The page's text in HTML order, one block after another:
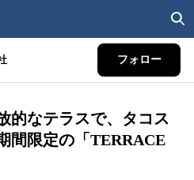
フォロー
的なテラスで、タコス
間限定の「TERRACE